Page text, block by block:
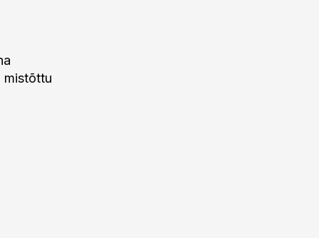
mistõttu